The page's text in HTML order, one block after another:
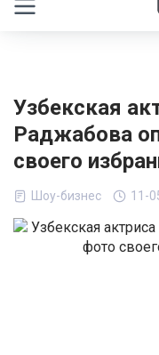
Узбекская
Раджабова
своего
Шоу-бизнес 11-